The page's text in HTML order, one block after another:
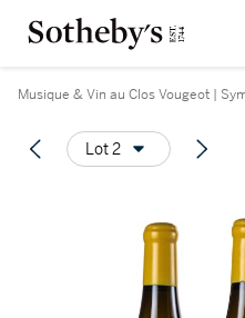
Musique & Vin au Clos Vougeot |
Lot 2